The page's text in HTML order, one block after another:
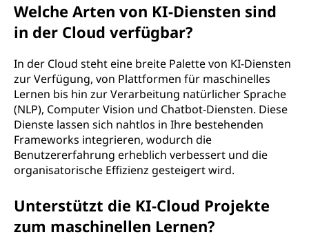
Welche Arten von KI-Diensten sind
in der Cloud verfügbar?
In der Cloud steht eine breite Palette von KI-Diensten
zur Verfügung, von Plattformen für maschinelles
Lernen bis hin zur Verarbeitung natürlicher Sprache
(NLP), Computer Vision und Chatbot-Diensten. Diese
Dienste lassen sich nahtlos in Ihre bestehenden
Frameworks integrieren, wodurch die
Benutzererfahrung erheblich verbessert und die
organisatorische Effizienz gesteigert wird.
Unterstützt die KI-Cloud Projekte
zum maschinellen Lernen?